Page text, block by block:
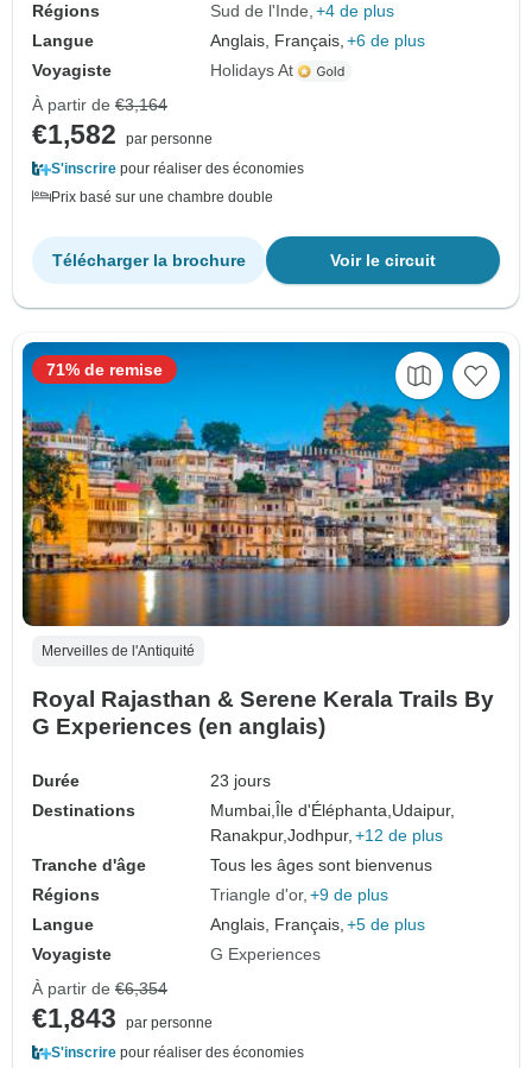
Régions
Sud de l'Inde +4 de plus
Langue
Anglais, Français, +6 de plus
Voyagiste
Holidays At
À partir de €3,164
€1,582
par personne
S'inscrire pour réaliser des économies
Prix basé sur une chambre double
Voir le circuit
Télécharger la brochure
Merveilles de l'Antiquité
Royal Rajasthan & Serene Kerala Trails By
G Experiences (en anglais)
Durée
23 jours
Destinations
Mumbai,Île d'Éléphanta,Udaipur,
Ranakpur,Jodhpur, +12 de plus
Tranche d'âge
Tous les âges sont bienvenus
Régions
Triangle d'or +9 de plus
Langue
Anglais, Français, +5 de plus
Voyagiste
G Experiences
71% de remise
À partir de €6,354
€1,843
par personne
S'inscrire pour réaliser des économies